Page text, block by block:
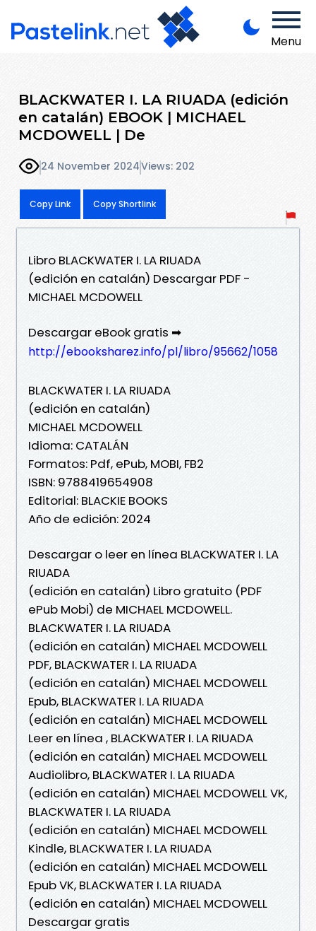
Menu
BLACKWATER I. LA RIUADA (edición
en catalán) EBOOK | MICHAEL
MCDOWELL | De
24 November 2024Views: 202
Copy Link Copy Shortlink
Libro BLACKWATER I. LA RIUADA
(edición en catalán) Descargar PDF -
MICHAEL MCDOWELL
Descargar eBook gratis ➡
http://ebooksharez.info/pl/libro/95662/1058
BLACKWATER I. LA RIUADA
(edición en catalán)
MICHAEL MCDOWELL
Idioma: CATALÁN
Formatos: Pdf, ePub, MOBI, FB2
ISBN: 9788419654908
Editorial: BLACKIE BOOKS
Año de edición: 2024
Descargar o leer en línea BLACKWATER I. LA
RIUADA
(edición en catalán) Libro gratuito (PDF
ePub Mobi) de MICHAEL MCDOWELL.
BLACKWATER I. LA RIUADA
(edición en catalán) MICHAEL MCDOWELL
PDF, BLACKWATER I. LA RIUADA
(edición en catalán) MICHAEL MCDOWELL
Epub, BLACKWATER I. LA RIUADA
(edición en catalán) MICHAEL MCDOWELL
Leer en línea , BLACKWATER I. LA RIUADA
(edición en catalán) MICHAEL MCDOWELL
Audiolibro, BLACKWATER I. LA RIUADA
(edición en catalán) MICHAEL MCDOWELL VK,
BLACKWATER I. LA RIUADA
(edición en catalán) MICHAEL MCDOWELL
Kindle, BLACKWATER I. LA RIUADA
(edición en catalán) MICHAEL MCDOWELL
Epub VK, BLACKWATER I. LA RIUADA
(edición en catalán) MICHAEL MCDOWELL
Descargar gratis